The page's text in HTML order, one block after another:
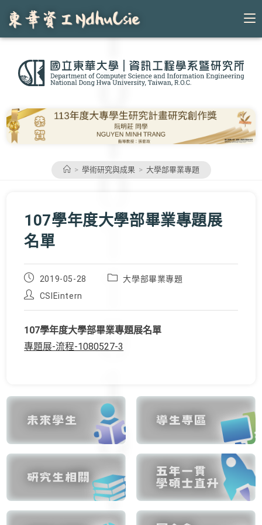
content
> 學術研究與成果 > 大學部畢業專題
107學年度大學部畢業專題展
名單
Post
published:
2019-05-28
Post
大學部畢業專題
Post
CSIEintern
107學年度大學部畢業專題展名單
專題展-流程-1080527-3